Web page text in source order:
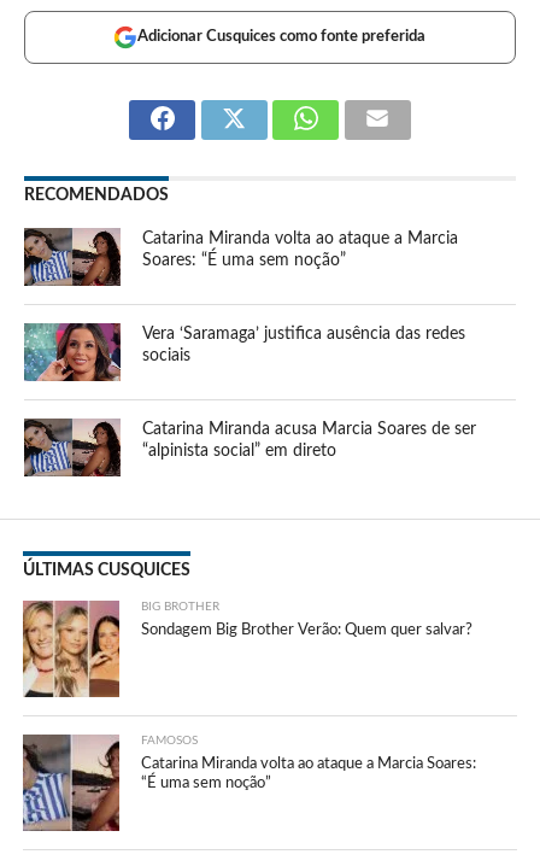
Adicionar Cusquices como fonte preferida
RECOMENDADOS
Catarina Miranda volta ao ataque a Marcia
Soares: “É uma sem noção”
Vera ‘Saramaga’ justifica ausência das redes
sociais
Catarina Miranda acusa Marcia Soares de ser
“alpinista social” em direto
ÚLTIMAS CUSQUICES
BIG BROTHER
Sondagem Big Brother Verão: Quem quer salvar?
FAMOSOS
Catarina Miranda volta ao ataque a Marcia Soares:
“É uma sem noção”